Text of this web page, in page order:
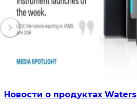
Новости о продуктах Waters